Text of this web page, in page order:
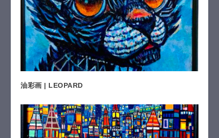
油彩画 | LEOPARD